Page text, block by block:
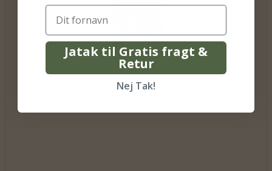
Jatak til Gratis fragt &
Retur
Nej Tak!